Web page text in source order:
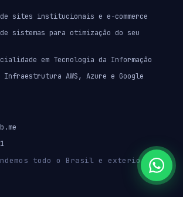
de sites institucionais e e-commerce
sistemas para otimização do seu
em Tecnologia da Informação
Infraestrutura AWS, Azure e Google
todo o Brasil e exterior